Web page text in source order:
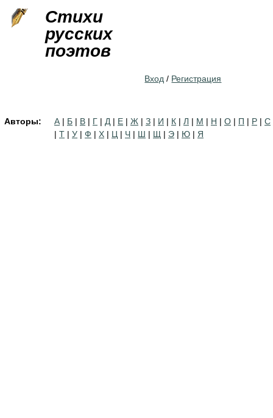
Стихи
русских
поэтов
Вход / Регистрация
Авторы: А | Б | В | Г | Д | Е | Ж | З | И | К | Л | М | Н | О | П | Р | С
| Т | У | Ф | Х | Ц | Ч | Ш | Щ | Э | Ю | Я